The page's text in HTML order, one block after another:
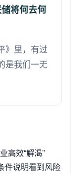
将何去何
》里，有过
是我们一无
高效“解渴”
件说明看到风险